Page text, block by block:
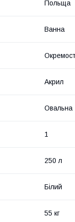
Польща
Ванна
Акрил
Овальна
1
250 л
Білий
55 кг